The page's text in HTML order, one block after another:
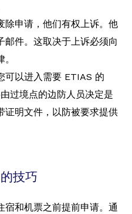
除申请，他们有权上诉。他
邮件。这取决于上诉必须向
可以进入需要 ETIAS 的
过境点的边防人员决定是
证明文件，以防被要求提供
技巧
宿和机票之前提前申请。通